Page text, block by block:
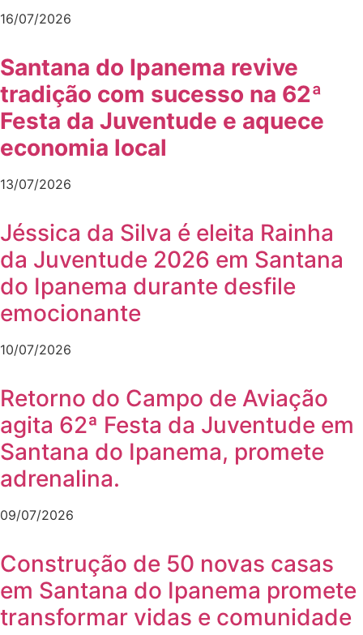
16/07/2026
Santana do Ipanema revive
tradição com sucesso na 62ª
Festa da Juventude e aquece
economia local
13/07/2026
Jéssica da Silva é eleita Rainha
da Juventude 2026 em Santana
do Ipanema durante desfile
emocionante
10/07/2026
Retorno do Campo de Aviação
agita 62ª Festa da Juventude em
Santana do Ipanema, promete
adrenalina.
09/07/2026
Construção de 50 novas casas
em Santana do Ipanema promete
transformar vidas e comunidade